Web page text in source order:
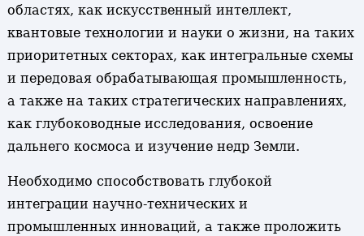
областях, как искусственный интеллект,
квантовые технологии и науки о жизни, на таких
приоритетных секторах, как интегральные схемы
и передовая обрабатывающая промышленность,
а также на таких стратегических направлениях,
как глубоководные исследования, освоение
дальнего космоса и изучение недр Земли.
Необходимо способствовать глубокой
интеграции научно-технических и
промышленных инноваций, а также проложить